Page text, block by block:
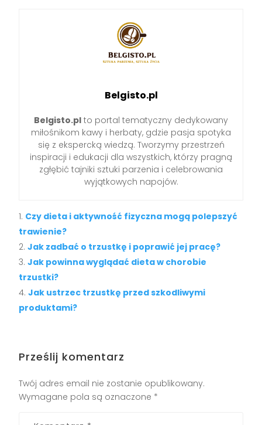
Belgisto.pl
Belgisto.pl to portal tematyczny dedykowany
miłośnikom kawy i herbaty, gdzie pasja spotyka
się z ekspercką wiedzą. Tworzymy przestrzeń
inspiracji i edukacji dla wszystkich, którzy pragną
zgłębić tajniki sztuki parzenia i celebrowania
wyjątkowych napojów.
Czy dieta i aktywność fizyczna mogą polepszyć
trawienie?
Jak zadbać o trzustkę i poprawić jej pracę?
Jak powinna wyglądać dieta w chorobie
trzustki?
Jak ustrzec trzustkę przed szkodliwymi
produktami?
Prześlij komentarz
Twój adres email nie zostanie opublikowany.
Wymagane pola są oznaczone *